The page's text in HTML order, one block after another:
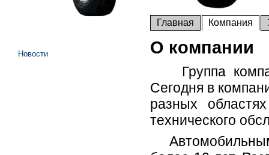
Главная Компания
О компании
Группа
Сегодня в
разных
технического
Новости